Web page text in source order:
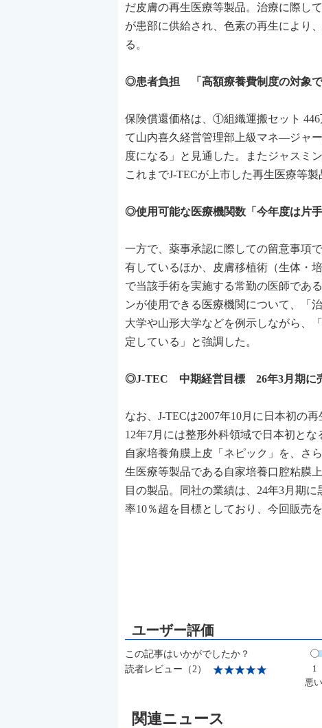
だ皮膚の再生医療等製品。治療に際し
が患部に供給され、色素の再生により
る。
◎患者負担 「高額療養費制度の対象で
保険償還価格は、①組織運搬セット
て山内喜久経営管理部上級マネ―ジャ
度になる」と見通した。またジャスミ
これまでJ-TECが上市した再生医療等
◎使用可能な医療機関数「今年度は片
一方で、薬事承認に際しての留意事項
有しているほか、皮膚移植術（生体・
で当該手術を実施する常勤の医師であ
ンが使用できる医療機関について、「
大学や山形大学などを例示しながら、
定している」と強調した。
◎J-TEC 中期経営目標 26年3月期に
なお、J-TECは2007年10月に日本初の
12年7月には整形外科領域で日本初と
自家培養角膜上皮「ネピック」を、さ
生医療等製品である自家培養口腔粘膜
目の製品。同社の業績は、24年3月期
率10％超を目標としており、今回販売
この記事はいかがでしたか？
読者レビュー（2）
1
悪い
関連ニュース